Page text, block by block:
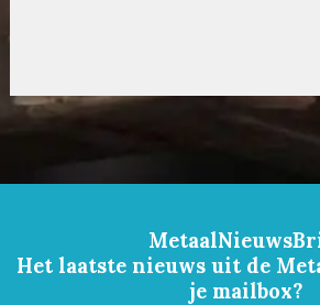
Het laatste nieuws uit de
je mailbox?